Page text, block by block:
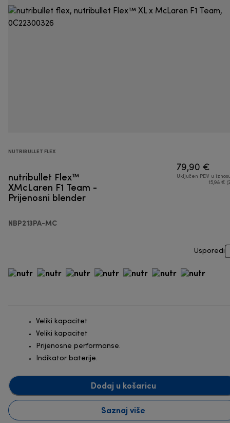
NUTRIBULLET FLEX
nutribullet Flex™
XMcLaren F1 Team -
Prijenosni blender
NBP213PA-MC
79,90 €
Uključen PDV u
15,98 €
Usporedi
Veliki kapacitet
Veliki kapacitet
Prijenosne performanse.
Indikator baterije.
Dodaj u košaricu
Saznaj više